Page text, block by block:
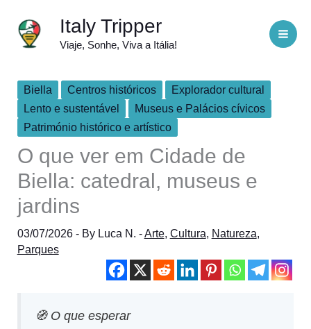
content
Italy Tripper
Viaje, Sonhe, Viva a Itália!
Biella Centros históricos
Explorador cultural
Lento e sustentável
Museus e Palácios cívicos
Património histórico e artístico
O que ver em Cidade de
Biella: catedral, museus e
jardins
03/07/2026 - By Luca N. -Arte, Cultura, Natureza,
Parques
🧭 O que esperar